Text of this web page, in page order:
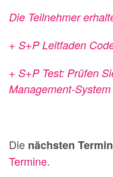
Die Teilnehmer
+ S+P Leitfaden
+ S+P Test: Prüfen
Management-System
Die nächsten
Termine.